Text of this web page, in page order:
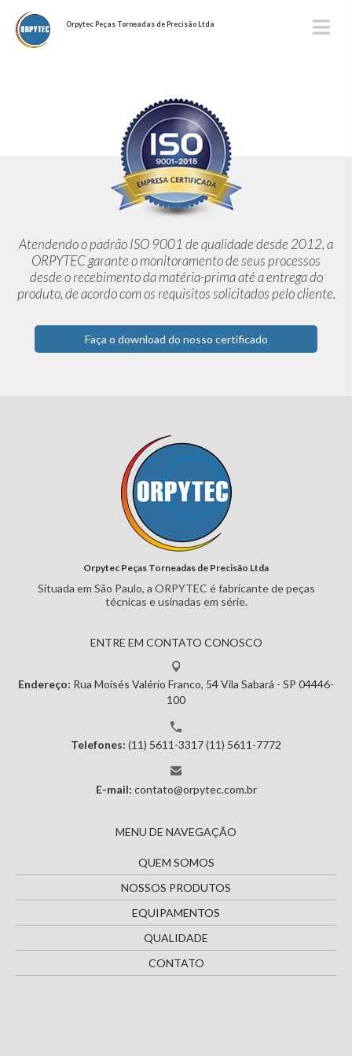
Orpytec Peças Torneadas de Precisão Ltda
Atendendo o padrão ISO 9001 de qualidade desde 2012,a
ORPYTEC garante o monitoramento de seus processos
desde orecebimento da matéria-prima até a entrega do
produto, de acordocom os requisitos solicitados pelo cliente.
Faça o download do nosso certificado
Orpytec Peças Torneadas de Precisão Ltda
Situada em São Paulo, a ORPYTEC é fabricante de peças
técnicas eusinadas em série.
ENTRE EM CONTATO CONOSCO
Endereço: Rua Moisés Valério Franco, 54Vila Sabará - SP 04446-
100
Telefones: (11) 5611-3317(11) 5611-7772
E-mail: contato@orpytec.com.br
MENU DE NAVEGAÇÃO
QUEM SOMOS
NOSSOS PRODUTOS
EQUIPAMENTOS
QUALIDADE
CONTATO